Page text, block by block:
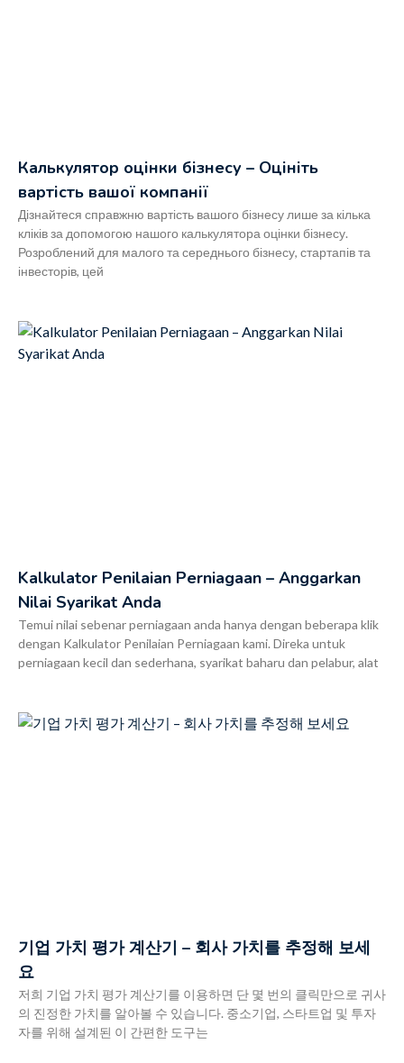
Калькулятор оцінки бізнесу – Оцініть
вартість вашої компанії
Дізнайтеся справжню вартість вашого бізнесу лише за кілька
кліків за допомогою нашого калькулятора оцінки бізнесу.
Розроблений для малого та середнього бізнесу, стартапів та
інвесторів, цей
Kalkulator Penilaian Perniagaan – Anggarkan
Nilai Syarikat Anda
Temui nilai sebenar perniagaan anda hanya dengan beberapa klik
dengan Kalkulator Penilaian Perniagaan kami. Direka untuk
perniagaan kecil dan sederhana, syarikat baharu dan pelabur, alat
기업 가치 평가 계산기 – 회사 가치를 추정해 보세
요
저희 기업 가치 평가 계산기를 이용하면 단 몇 번의 클릭만으로 귀사
의 진정한 가치를 알아볼 수 있습니다. 중소기업, 스타트업 및 투자
자를 위해 설계된 이 간편한 도구는